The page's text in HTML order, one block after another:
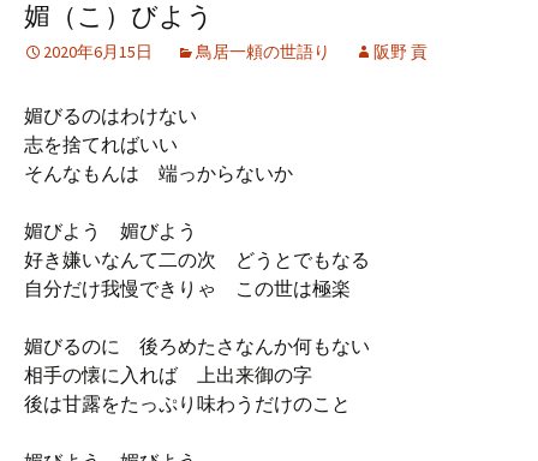
媚（こ）びよう
2020年6月15日 鳥居一頼の世語り 阪野 貢
媚びるのはわけない
志を捨てればいい
そんなもんは 端っからないか
媚びよう 媚びよう
好き嫌いなんて二の次 どうとでもなる
自分だけ我慢できりゃ この世は極楽
媚びるのに 後ろめたさなんか何もない
相手の懐に入れば 上出来御の字
後は甘露をたっぷり味わうだけのこと